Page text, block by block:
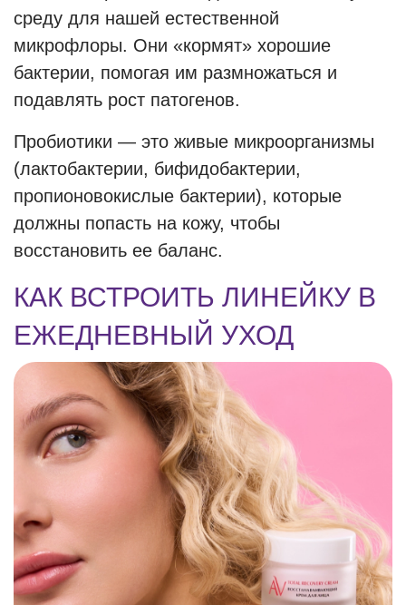
среду для нашей естественной
микрофлоры. Они «кормят» хорошие
бактерии, помогая им размножаться и
подавлять рост патогенов.
Пробиотики — это живые микроорганизмы
(лактобактерии, бифидобактерии,
пропионовокислые бактерии), которые
должны попасть на кожу, чтобы
восстановить ее баланс.
КАК ВСТРОИТЬ ЛИНЕЙКУ В
ЕЖЕДНЕВНЫЙ УХОД